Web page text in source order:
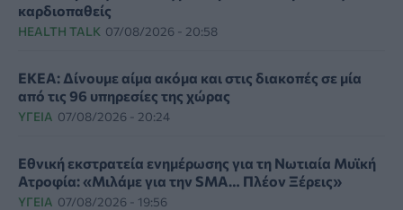
καρδιοπαθείς
HEALTH TALK 07/08/2026 - 20:58
ΕΚΕΑ: Δίνουμε αίμα ακόμα και στις διακοπές σε μία
από τις 96 υπηρεσίες της χώρας
ΥΓΕΊΑ 07/08/2026 - 20:24
Εθνική εκστρατεία ενημέρωσης για τη Νωτιαία Μυϊκή
Ατροφία: «Μιλάμε για την SMA… Πλέον Ξέρεις»
ΥΓΕΊΑ 07/08/2026 - 19:56